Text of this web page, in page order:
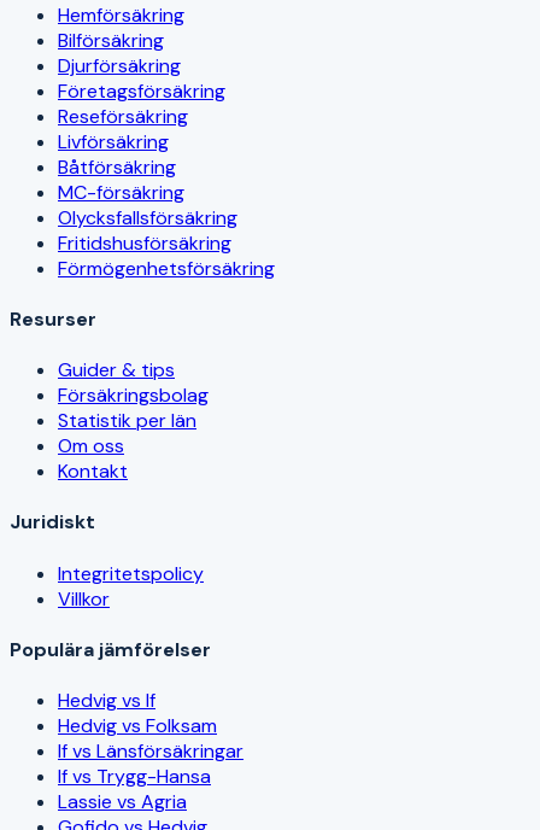
Hemförsäkring
Bilförsäkring
Djurförsäkring
Företagsförsäkring
Reseförsäkring
Livförsäkring
Båtförsäkring
MC-försäkring
Olycksfallsförsäkring
Fritidshusförsäkring
Förmögenhetsförsäkring
Resurser
Guider & tips
Försäkringsbolag
Statistik per län
Om oss
Kontakt
Juridiskt
Integritetspolicy
Villkor
Populära jämförelser
Hedvig vs If
Hedvig vs Folksam
If vs Länsförsäkringar
If vs Trygg-Hansa
Lassie vs Agria